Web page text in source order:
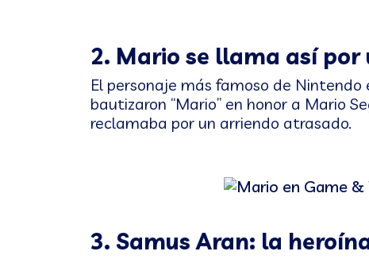
2. Mario se llama así por
El personaje más famoso de Nintendo
bautizaron “Mario” en honor a Mario
reclamaba por un arriendo atrasado.
3. Samus Aran: la